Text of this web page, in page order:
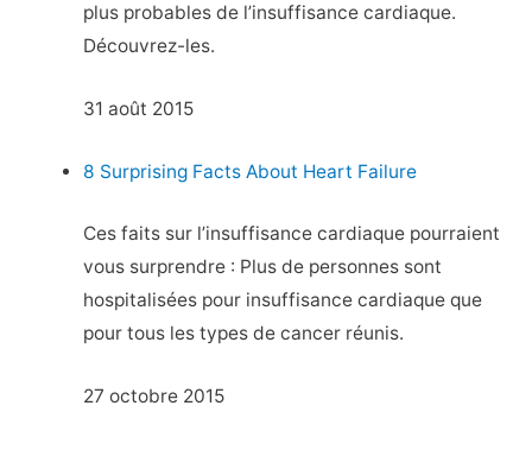
plus probables de l’insuffisance cardiaque.
Découvrez-les.
31 août 2015
8 Surprising Facts About Heart Failure
Ces faits sur l’insuffisance cardiaque pourraient
vous surprendre : Plus de personnes sont
hospitalisées pour insuffisance cardiaque que
pour tous les types de cancer réunis.
27 octobre 2015